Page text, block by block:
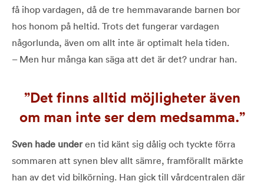
få ihop vardagen, då de tre hemmavarande barnen bor
hos honom på heltid. Trots det fungerar vardagen
någorlunda, även om allt inte är optimalt hela tiden.
– Men hur många kan säga att det är det? undrar han.
Det finns alltid möjligheter även
om man inte ser dem medsamma.
Sven hade underen tid känt sig dålig och tyckte förra
sommaren att synen blev allt sämre, framförallt märkte
han av det vid bilkörning. Han gick till vårdcentralen där